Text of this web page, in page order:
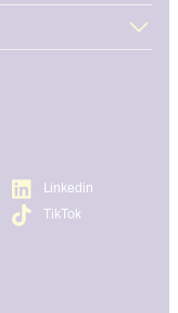
Linkedin
TikTok